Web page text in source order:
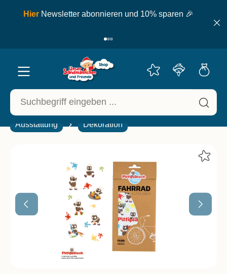
springen
Hier Newsletter abonnieren und 10% sparen 🎉
Ausstattung Dekoration